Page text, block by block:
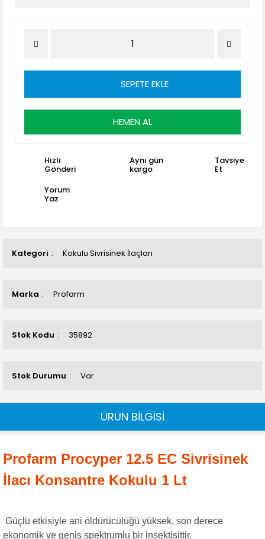
Kategori Kokulu Sivrisinek İlaçları
Marka Profarm
Stok Kodu 35892
Stok Durumu Var
SEPETE EKLE
HEMEN AL
Hızlı
Gönderi
Aynı gün
kargo
Tavsiye
Et
Yorum
Yaz
ÜRÜN BİLGİSİ
Profarm Procyper 12.5 EC Sivrisinek
İlacı Konsantre Kokulu 1 Lt
Güçlü etkisiyle ani öldürücülüğü yüksek, son derece
ekonomik ve geniş spektrumlu bir insektisittir.